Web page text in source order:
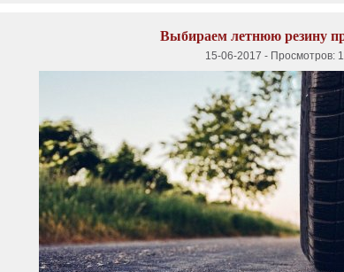
Выбираем летнюю резину
15-06-2017 - Просмотров: